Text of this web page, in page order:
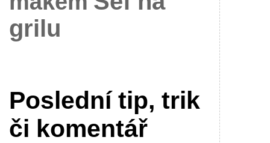
grilu
Poslední tip, trik
či komentář